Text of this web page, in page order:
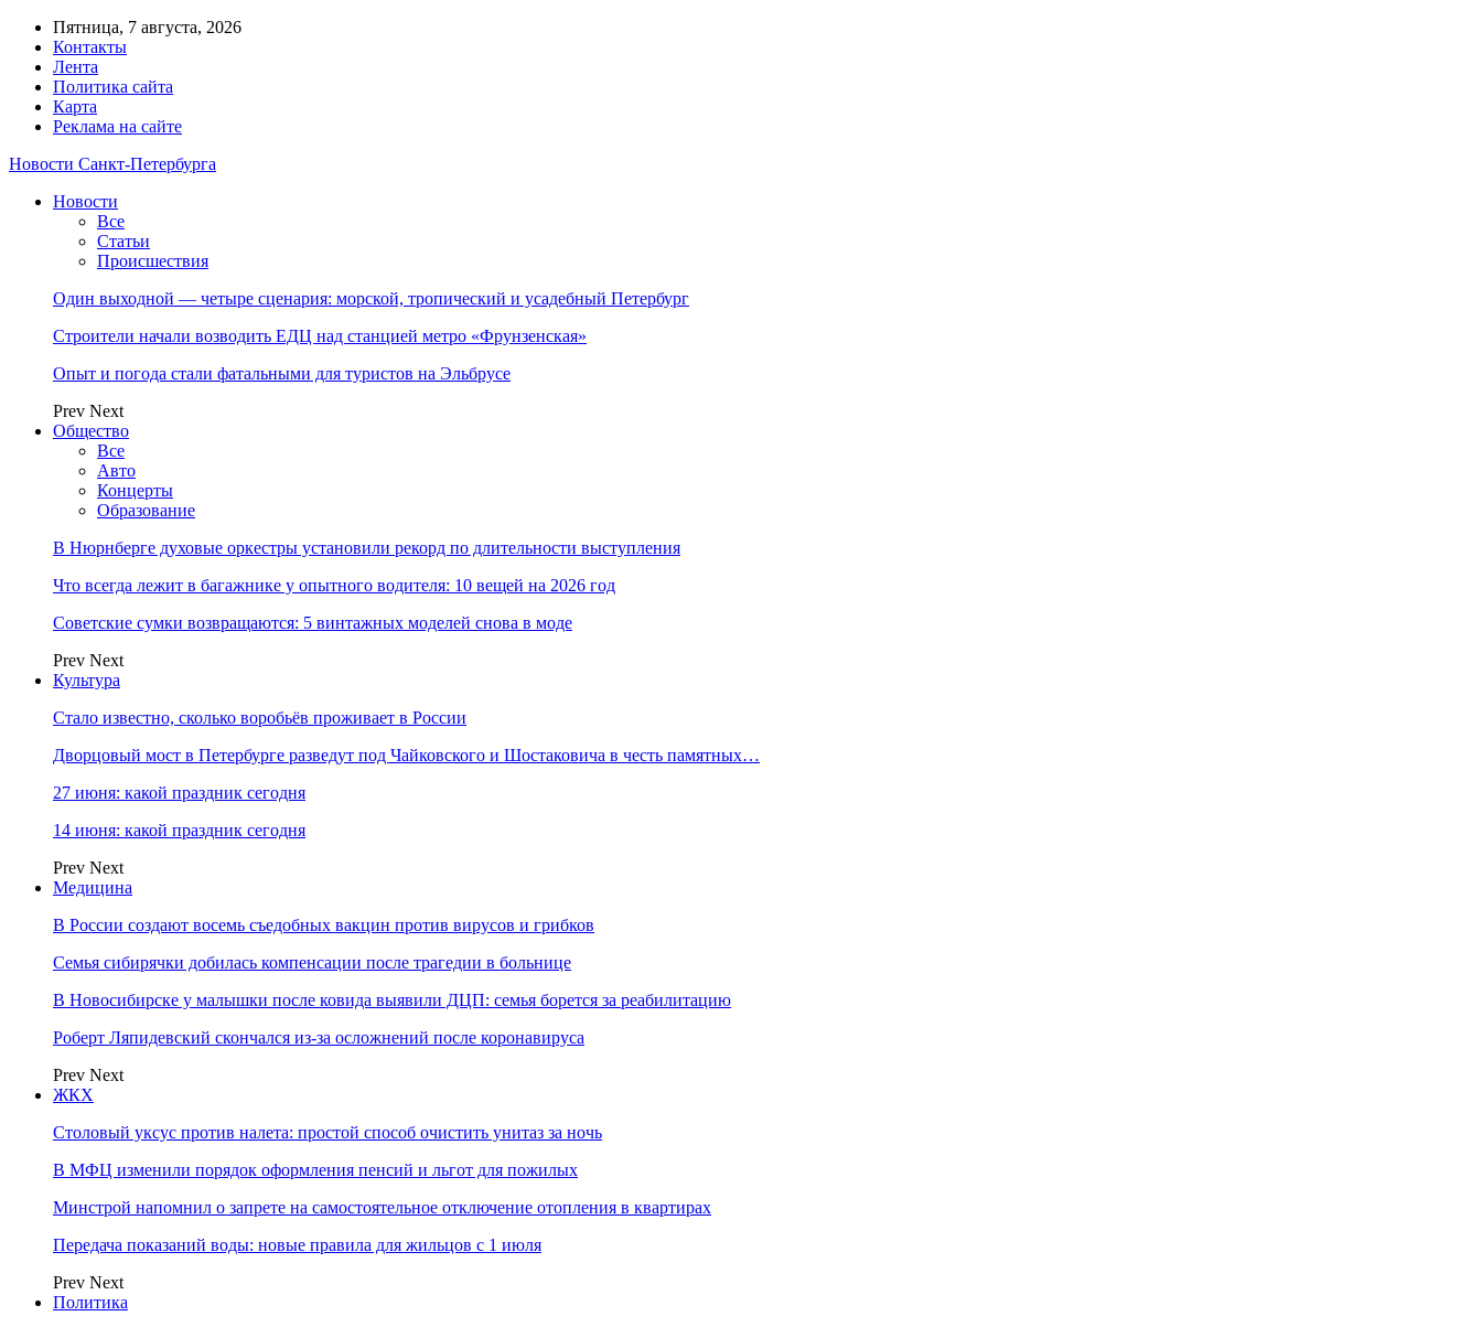
Пятница, 7 августа, 2026
Контакты
Лента
Политика сайта
Карта
Реклама на сайте
Новости Санкт-Петербурга
Новости
Все
Статьи
Происшествия
Один выходной — четыре сценария: морской, тропический и усадебный Петербург
Строители начали возводить ЕДЦ над станцией метро «Фрунзенская»
Опыт и погода стали фатальными для туристов на Эльбрусе
Prev Next
Общество
Все
Авто
Концерты
Образование
В Нюрнберге духовые оркестры установили рекорд по длительности выступления
Что всегда лежит в багажнике у опытного водителя: 10 вещей на 2026 год
Советские сумки возвращаются: 5 винтажных моделей снова в моде
Prev Next
Культура
Стало известно, сколько воробьёв проживает в России
Дворцовый мост в Петербурге разведут под Чайковского и Шостаковича в честь памятных…
27 июня: какой праздник сегодня
14 июня: какой праздник сегодня
Prev Next
Медицина
В России создают восемь съедобных вакцин против вирусов и грибков
Семья сибирячки добилась компенсации после трагедии в больнице
В Новосибирске у малышки после ковида выявили ДЦП: семья борется за реабилитацию
Роберт Ляпидевский скончался из-за осложнений после коронавируса
Prev Next
ЖКХ
Столовый уксус против налета: простой способ очистить унитаз за ночь
В МФЦ изменили порядок оформления пенсий и льгот для пожилых
Минстрой напомнил о запрете на самостоятельное отключение отопления в квартирах
Передача показаний воды: новые правила для жильцов с 1 июля
Prev Next
Политика